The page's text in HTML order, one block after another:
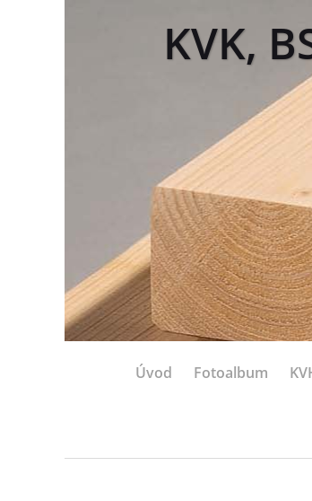
KVK,
Úvod Fotoalbum